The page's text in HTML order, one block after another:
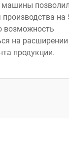
на
возможность
на расширении
продукции.